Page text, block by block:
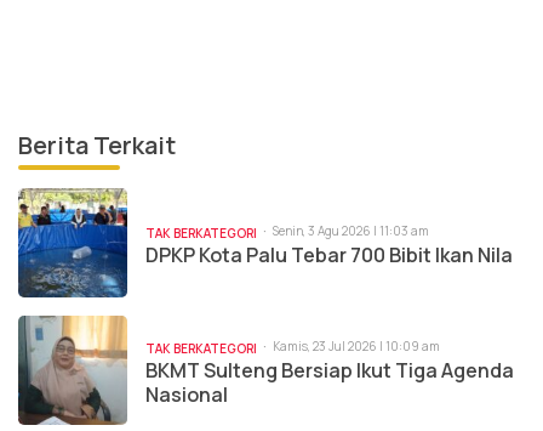
Berita Terkait
TAK BERKATEGORI Senin, 3 Agu 2026 | 11:03 am
DPKP Kota Palu Tebar 700 Bibit Ikan Nila
TAK BERKATEGORI Kamis, 23 Jul 2026 | 10:09 am
BKMT Sulteng Bersiap Ikut Tiga Agenda
Nasional